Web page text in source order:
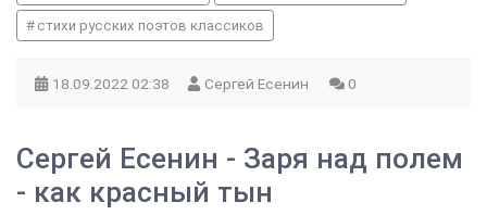
стихи русских поэтов классиков
18.09.2022 02:38 Сергей Есенин 0
Сергей Есенин - Заря над полем
- как красный тын